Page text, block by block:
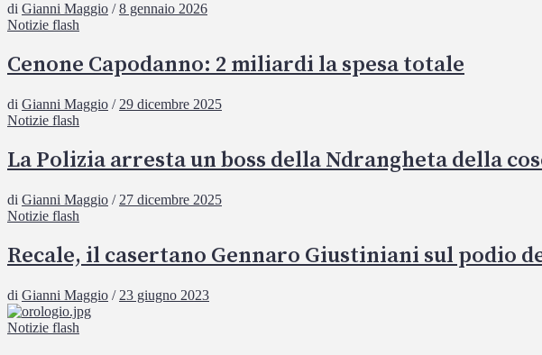
di Gianni Maggio /8 gennaio 2026
Notizie flash
Cenone Capodanno: 2 miliardi la spesa totale
di Gianni Maggio / 29 dicembre 2025
Notizie flash
La Polizia arresta un boss della Ndrangheta della
di Gianni Maggio / 27 dicembre 2025
Notizie flash
Recale, il casertano Gennaro Giustiniani sul podio
di Gianni Maggio / 23 giugno 2023
Notizie flash